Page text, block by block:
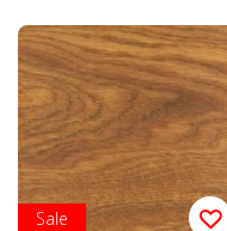
Sale